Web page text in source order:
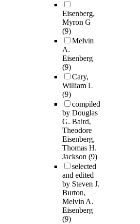
Eisenberg,
Myron G
(9)
Melvin
A.
Eisenberg
(9)
Cary,
William L
(9)
compiled
by Douglas
G. Baird,
Theodore
Eisenberg,
Thomas H.
Jackson (9)
selected
and edited
by Steven J.
Burton,
Melvin A.
Eisenberg
(9)